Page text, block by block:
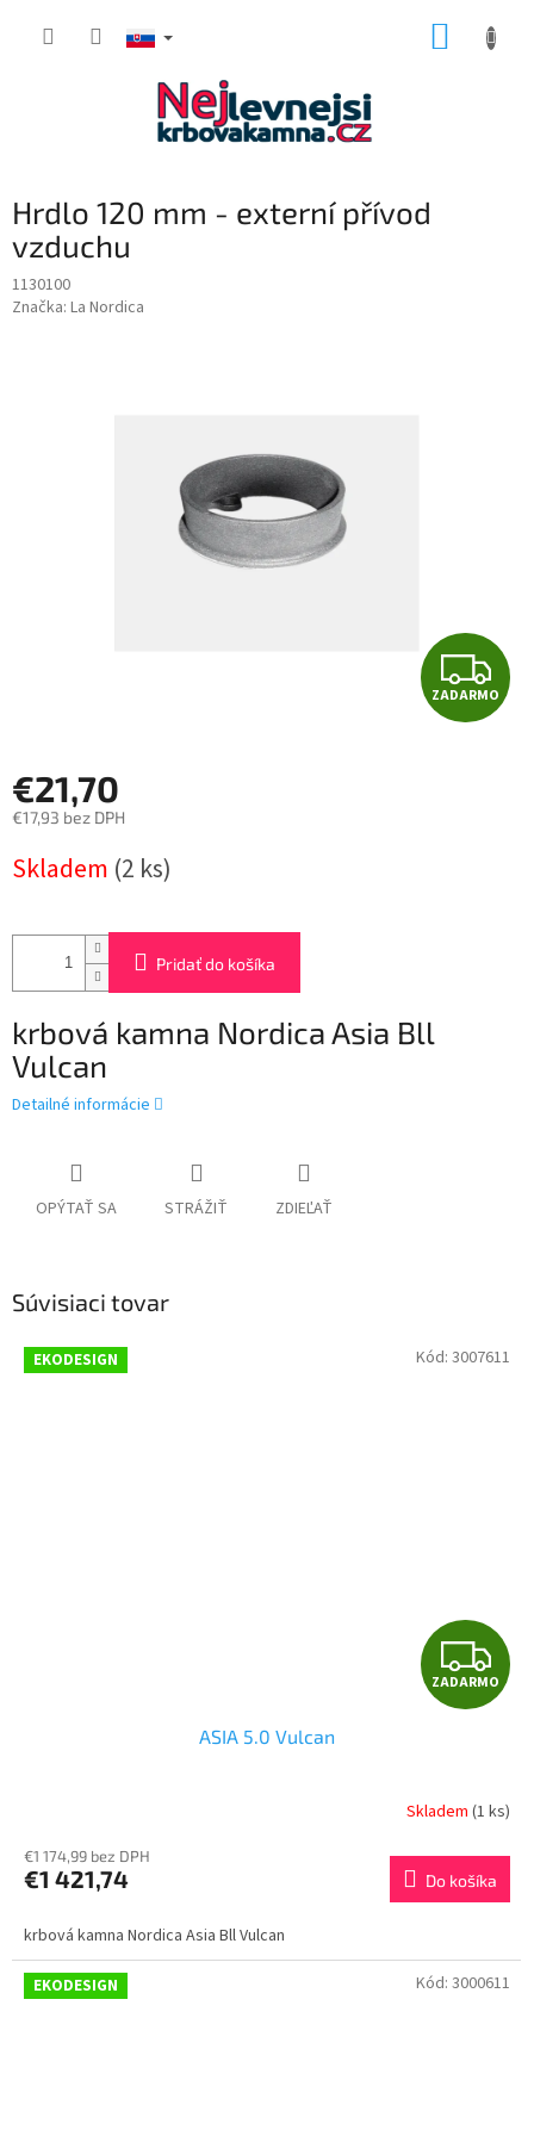
Hrdlo 120 mm - externí přívod
vzduchu
1130100
Značka: La Nordica
Z
A
ZADARMO
€21,70
€17,93 bez DPH
cena:
Skladem (2 ks)
Pridať do košíka
krbová kamna Nordica Asia Bll
Vulcan
Detailné informácie
OPÝTAŤ SA STRÁŽIŤ ZDIEĽAŤ
Súvisiaci tovar
EKODESIGN
Z
A
A
R
M
O
ZADARMO
ASIA 5.0 Vulcan
Skladem (1 ks)
€1 174,99 bez DPH
€1 421,74 Do košíka
krbová kamna Nordica Asia Bll Vulcan
Kód: 3007611
EKODESIGN Kód: 3000611